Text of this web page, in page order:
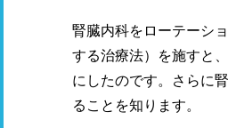
腎臓内科をローテーシ
する治療法）を施すと
にしたのです。さらに
ることを知ります。